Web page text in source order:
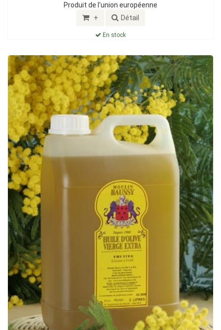
Produit de l'union européenne
+ Détail
En stock